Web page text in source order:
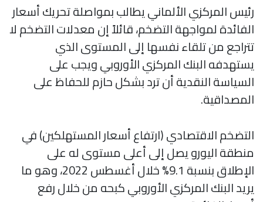
رئيس المركزي الألماني يطالب بمواصلة تحريك أسعار
الفائدة لمواجهة التضخم، قائلاً إن معدلات التضخم لا
تتراجع من تلقاء نفسها إلى المستوى الذي
يستهدفه البنك المركزي الأوروبي ويجب على
السياسة النقدية أن ترد بشكل حازم للحفاظ على
المصداقية.
التضخم الاقتصادي (ارتفاع أسعار المستهلكين) في
منطقة اليورو يصل إلى أعلى مستوى له على
الإطلاق بنسبة 9.1% خلال أغسطس 2022، وهو ما
يريد البنك المركزي الأوروبي كبحه من خلال رفع